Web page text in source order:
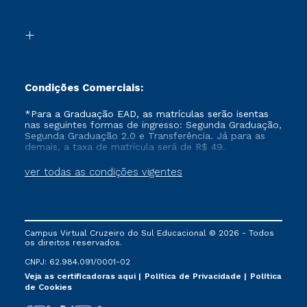
Formação Pedagógica - R2
Condições Comerciais:
ver todas as condições vigentes
*Para a Graduação EAD, as matrículas serão isentas
nas seguintes formas de ingresso: Segunda Graduação,
Segunda Graduação 2.0 e Transferência. Já para as
demais, a taxa de matrícula será de R$ 49.
Campus Virtual Cruzeiro do Sul Educacional © 2026 - Todos
os direitos reservados.
CNPJ: 62.984.091/0001-02
Veja as certificadoras aqui
Política de Privacidade
Política
de Cookies